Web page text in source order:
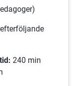
240 min